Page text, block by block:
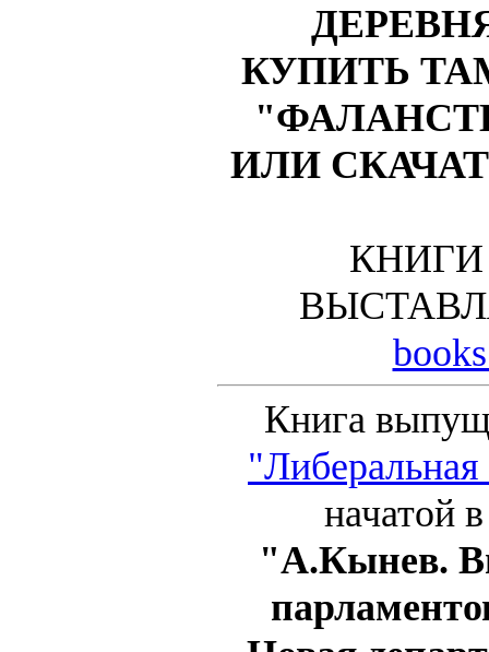
КУПИТЬ
ИЛИ
Книга
начатой
"А.Кынев.